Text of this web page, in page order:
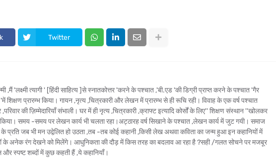
Twitter
,मैं 'लक्ष्मी त्यागी ' [हिंदी साहित्य ]से स्नातकोत्तर 'करने के पश्चात ,'बी.एड 'की डिग्री प्राप्त करने के पश्चात 'गैर
शिक्षण प्रारम्भ किया। गायन ,नृत्य ,चित्रकारी और लेखन में प्रारम्भ से ही रूचि रही। विवाह के एक वर्ष पश्चात
,परिवार की ज़िम्मेदारियाँ संभाली। घर में ही नृत्य ,चित्रकारी ,क्राफ्ट इत्यादि कोर्सों के लिए'' शिक्षण संस्थान ''खोलकर
किया। समय -समय पर लेखन कार्य भी चलता रहा।अट्ठारह वर्ष सिखाने के पश्चात ,लेखन कार्य में जुट गयी। समाज
के प्रति जब भी मन उद्वेलित हो उठता ,तब -तब कोई कहानी ,किसी लेख अथवा कविता का जन्म हुआ इन कहानियों में
के अनेक रंग देखने को मिलेंगे। आधुनिकता की दौड़ में किस तरह का बदलाव आ रहा है ?सही /गलत सोचने पर मजबूर
स्पष्ट शब्दों में कुछ कहती हैं ,ये कहानियाँ।